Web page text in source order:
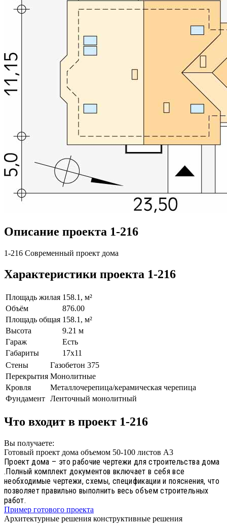
Описание проекта 1-216
1-216 Современный проект дома
Характеристики проекта 1-216
Площадь жилая 158.1, м²
Объём
876.00
Площадь общая 158.1, м²
Высота
9.21 м
Гараж
Есть
Габариты
17х11
Стены
Газобетон 375
Перекрытия Монолитные
Кровля
Металлочерепица/керамическая черепица
Фундамент Ленточный монолитный
Что входит в проект 1-216
Вы получаете:
Готовый проект дома объемом 50-100 листов А3
Проект дома – это рабочие чертежи для строительства дома
.Полный комплект документов включает в себя все
необходимые чертежи, схемы, спецификации и пояснения, что
позволяет правильно выполнить весь объем строительных
работ.
Пример готового проекта
Архитектурные решения конструктивные решения